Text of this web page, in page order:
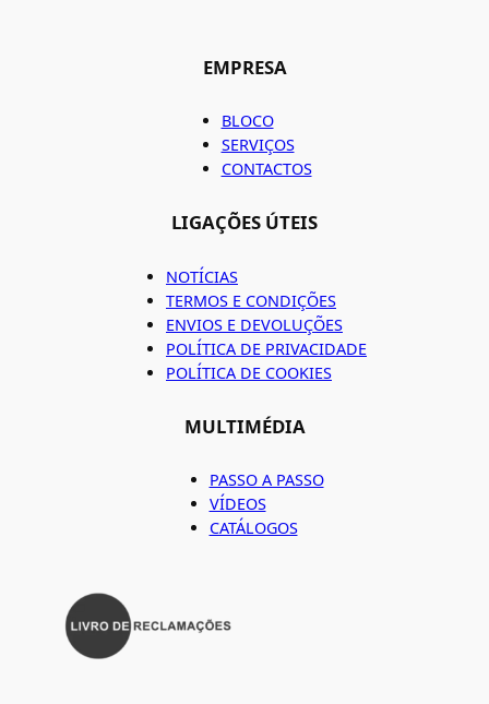
EMPRESA
BLOCO
SERVIÇOS
CONTACTOS
LIGAÇÕES ÚTEIS
NOTÍCIAS
TERMOS E CONDIÇÕES
ENVIOS E DEVOLUÇÕES
POLÍTICA DE PRIVACIDADE
POLÍTICA DE COOKIES
MULTIMÉDIA
PASSO A PASSO
VÍDEOS
CATÁLOGOS